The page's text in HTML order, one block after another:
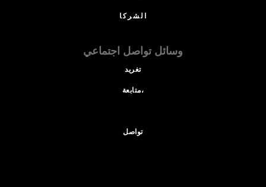
الشركا
وسائل تواصل اجتماعي
تغريد
متابعة،
تواصل